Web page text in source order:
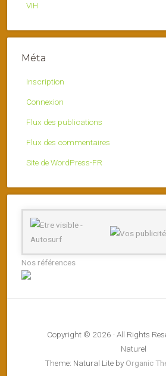
VIH
Méta
Inscription
Connexion
Flux des publications
Flux des commentaires
Site de WordPress-FR
Nos références
Copyright © 2026 · All Rights
Naturel
Theme: Natural Lite by Organic